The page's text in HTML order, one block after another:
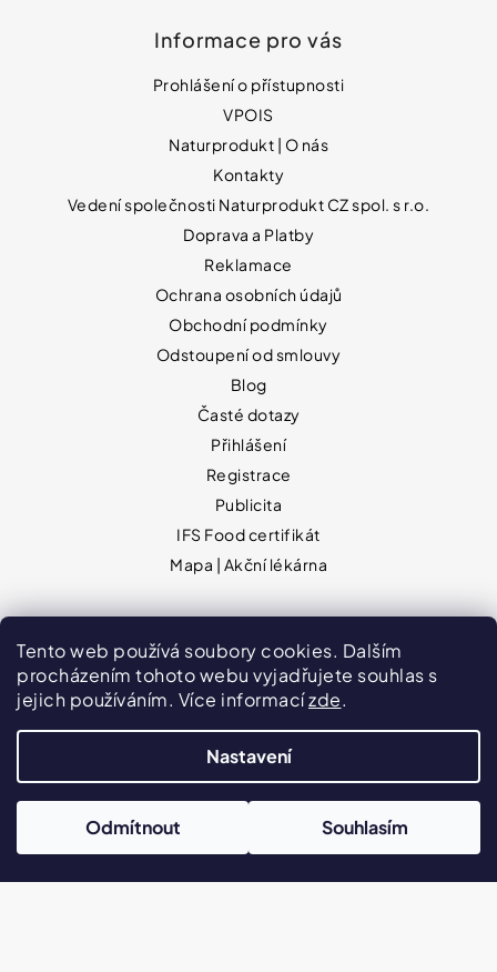
Tento web používá soubory cookies. Dalším
procházením tohoto webu vyjadřujete souhlas s
jejich používáním. Více informacízde.
Nastavení
Odmítnout Souhlasím
Informace pro vás
Prohlášení o přístupnosti
VPOIS
Naturprodukt | O nás
Kontakty
Vedení společnosti Naturprodukt CZ spol. s r.o.
Doprava a Platby
Reklamace
Ochrana osobních údajů
Obchodní podmínky
Odstoupení od smlouvy
Blog
Časté dotazy
Přihlášení
Registrace
Publicita
IFS Food certifikát
Mapa | Akční lékárna
PLATEBNÍ METODY